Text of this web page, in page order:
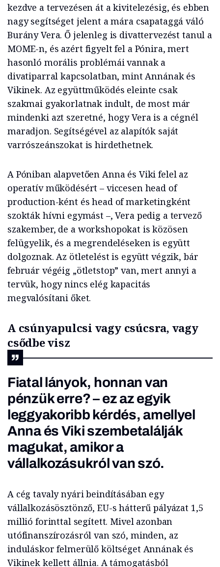
kezdve a tervezésen át a kivitelezésig, és ebben
nagy segítséget jelent a mára csapataggá váló
Burány Vera. Ő jelenleg is divattervezést tanul a
MOME-n, és azért figyelt fel a Pónira, mert
hasonló morális problémái vannak a
divatiparral kapcsolatban, mint Annának és
Vikinek. Az együttműködés eleinte csak
szakmai gyakorlatnak indult, de most már
mindenki azt szeretné, hogy Vera is a cégnél
maradjon. Segítségével az alapítók saját
varrószeánszokat is hirdethetnek.
A Póniban alapvetően Anna és Viki felel az
operatív működésért – viccesen head of
production-ként és head of marketingként
szokták hívni egymást –, Vera pedig a tervező
szakember, de a workshopokat is közösen
felügyelik, és a megrendeléseken is együtt
dolgoznak. Az ötletelést is együtt végzik, bár
február végéig „ötletstop” van, mert annyi a
tervük, hogy nincs elég kapacitás
megvalósítani őket.
A csúnyapulcsi vagy csúcsra, vagy
csődbe visz
Fiatal lányok, honnan van
pénzük erre? – ez az egyik
leggyakoribb kérdés, amellyel
Anna és Viki szembetalálják
magukat, amikor a
vállalkozásukról van szó.
A cég tavaly nyári beindításában egy
vállalkozásösztönző, EU-s hátterű pályázat 1,5
millió forinttal segített. Mivel azonban
utófinanszírozásról van szó, minden, az
induláskor felmerülő költséget Annának és
Vikinek kellett állnia. A támogatásból